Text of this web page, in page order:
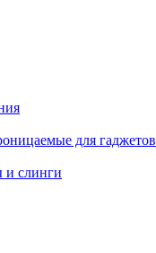
для гаджетов
и слинги